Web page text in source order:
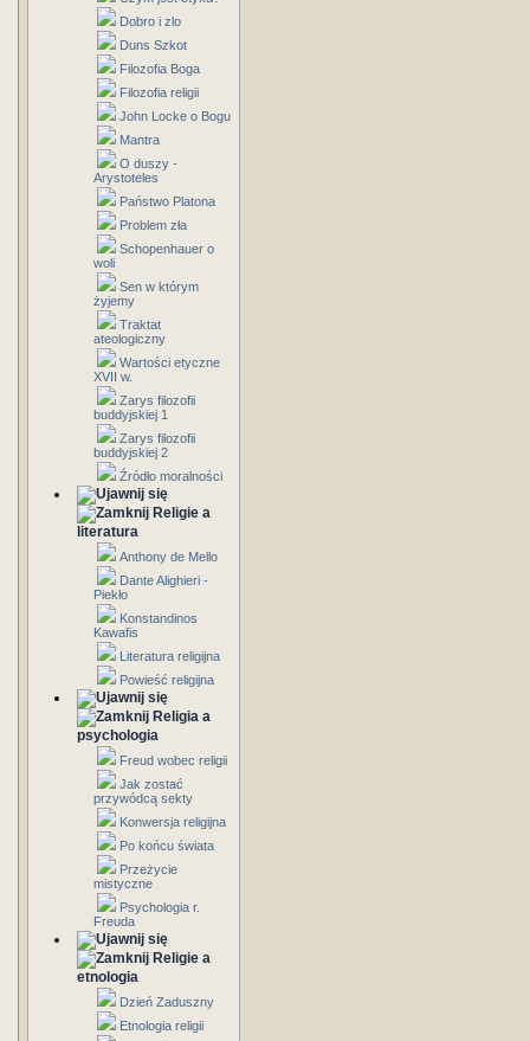
Dobro i zlo
Duns Szkot
Filozofia Boga
Filozofia religii
John Locke o Bogu
Mantra
O duszy -
Arystoteles
Państwo Platona
Problem zła
Schopenhauer o
woli
Sen w którym
żyjemy
Traktat
ateologiczny
Wartości etyczne
XVII w.
Zarys filozofii
buddyjskiej 1
Zarys filozofii
buddyjskiej 2
Źródło moralności
Religie a
literatura
Anthony de Mello
Dante Alighieri -
Piekło
Konstandinos
Kawafis
Literatura religijna
Powieść religijna
Religia a
psychologia
Freud wobec religii
Jak zostać
przywódcą sekty
Konwersja religijna
Po końcu świata
Przeżycie
mistyczne
Psychologia r.
Freuda
Religie a
etnologia
Dzień Zaduszny
Etnologia religii